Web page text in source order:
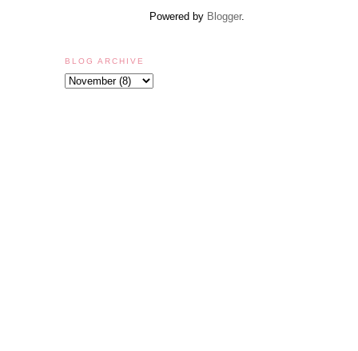
Powered by Blogger.
BLOG ARCHIVE